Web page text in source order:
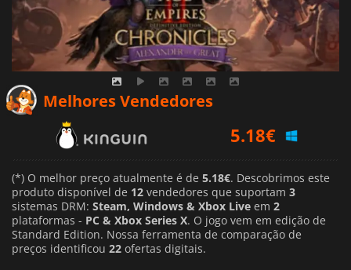
Melhores Vendedores
5.48€
5.79€
(*) O melhor preço atualmente é de 5.18€. Descobrimos este
produto disponível de 12 vendedores que suportam 3
sistemas DRM: Steam, Windows & Xbox Live em 2
plataformas - PC & Xbox Series X. O jogo vem em edição de
Standard Edition. Nossa ferramenta de comparação de
preços identificou 22 ofertas digitais.